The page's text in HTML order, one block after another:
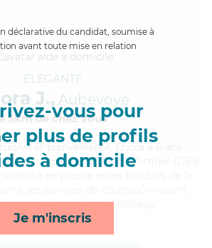
déclarative du candidat, soumise à
avant toute mise en relation
vous pour
plus de profils
à domicile
Je m'inscris
ÉLÉGANTE
J., Aubevoye
5km de chez Vous
et bienveillante, Enora a 6 ans
un diplôme d'Etat d'infirmier (DEI).
rappels et toilette/habillage*